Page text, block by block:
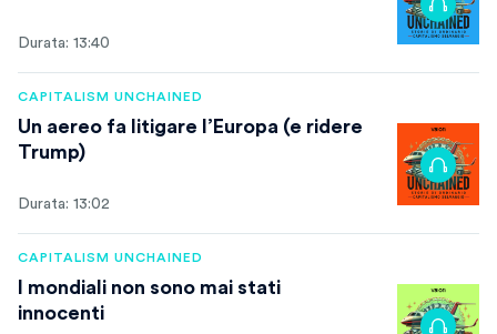
Durata: 13:40
CAPITALISM UNCHAINED
Un aereo fa litigare l’Europa (e ridere
Trump)
Durata: 13:02
CAPITALISM UNCHAINED
I mondiali non sono mai stati
innocenti